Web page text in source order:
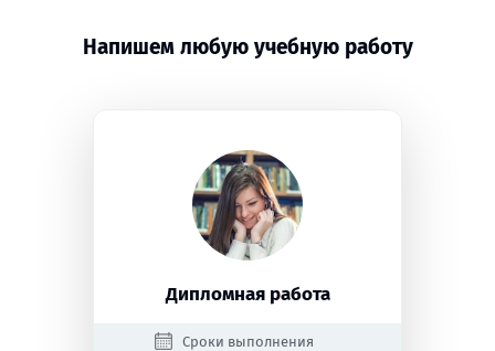
Напишем любую учебную работу
Дипломная работа
Сроки выполнения